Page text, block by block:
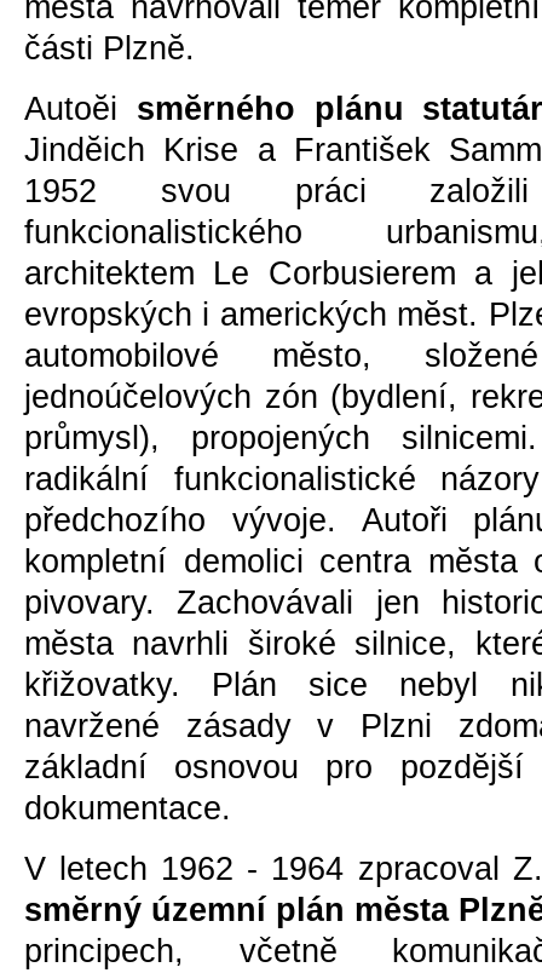
mĕsta navrhovali témĕř
části Plznĕ.
Autoĕi smĕrného plánu
Jindĕich Krise a František
1952 svou práci
funkcionalistického
architektem Le Corbusierem a
evropských i amerických mĕst.
automobilové mĕsto,
jednoúčelových zón (bydlení,
průmysl), propojených
radikální funkcionalistické
předchozího vývoje. Autoři
kompletní demolici centra
pivovary. Zachovávali jen
mĕsta navrhli široké silnice,
křižovatky. Plán sice nebyl
navržené zásady v Plzni
základní osnovou pro pozdĕjší
dokumentace.
V letech 1962 - 1964 zpracoval
smĕrný územní plán mĕsta
principech, včetnĕ